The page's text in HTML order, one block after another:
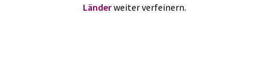
Länderweiter verfeinern.